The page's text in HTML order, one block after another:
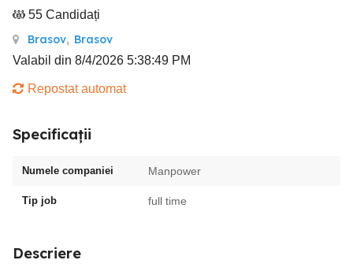
55 Candidați
Brasov, Brasov
Valabil din 8/4/2026 5:38:49 PM
Repostat automat
Specificații
Numele companiei Manpower
Tip job full time
Descriere